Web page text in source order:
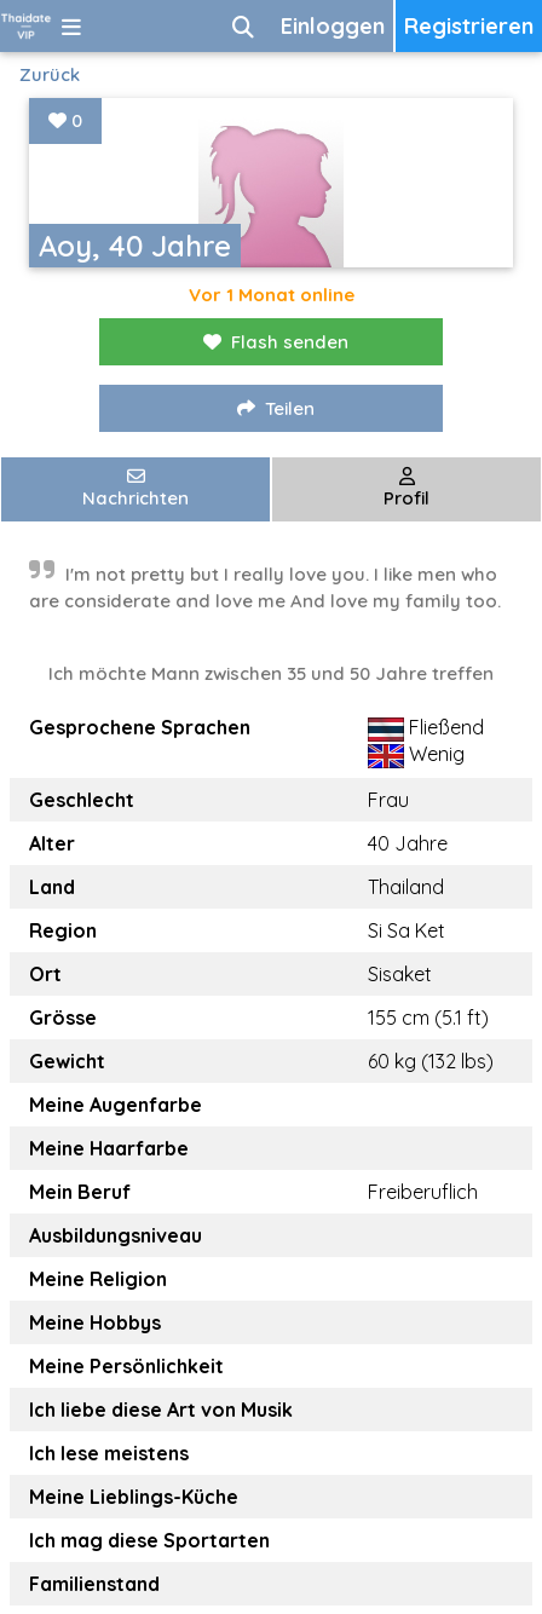
Registrieren
Einloggen
Zurück
Aoy, 40 Jahre
0
Vor 1 Monat online
Flash senden
Teilen
Nachrichten Profil
I'm not pretty but I really love you. I like men who
are considerate and love me And love my family too.
Ich möchte Mann zwischen 35 und 50 Jahre treffen
Gesprochene Sprachen
Fließend
Wenig
Geschlecht
Frau
Alter
40 Jahre
Land
Thailand
Region
Si Sa Ket
Ort
Sisaket
Grösse
155 cm (5.1 ft)
Gewicht
60 kg (132 lbs)
Meine Augenfarbe
Meine Haarfarbe
Mein Beruf
Freiberuflich
Ausbildungsniveau
Meine Religion
Meine Hobbys
Meine Persönlichkeit
Ich liebe diese Art von Musik
Ich lese meistens
Meine Lieblings-Küche
Ich mag diese Sportarten
Familienstand